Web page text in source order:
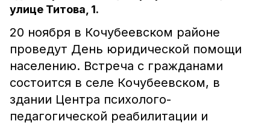
улице Титова, 1.
20 ноября в Кочубеевском районе
проведут День юридической помощи
населению. Встреча с гражданами
состоится в селе Кочубеевском, в
здании Центра психолого-
педагогической реабилитации и